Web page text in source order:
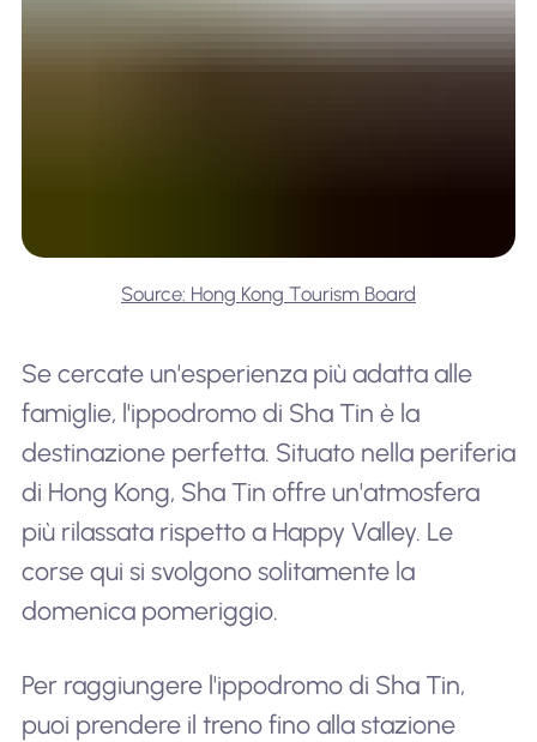
Source: Hong Kong Tourism Board
Se cercate un'esperienza più adatta alle
famiglie, l'ippodromo di Sha Tin è la
destinazione perfetta. Situato nella periferia
di Hong Kong, Sha Tin offre un'atmosfera
più rilassata rispetto a Happy Valley. Le
corse qui si svolgono solitamente la
domenica pomeriggio.
Per raggiungere l'ippodromo di Sha Tin,
puoi prendere il treno fino alla stazione